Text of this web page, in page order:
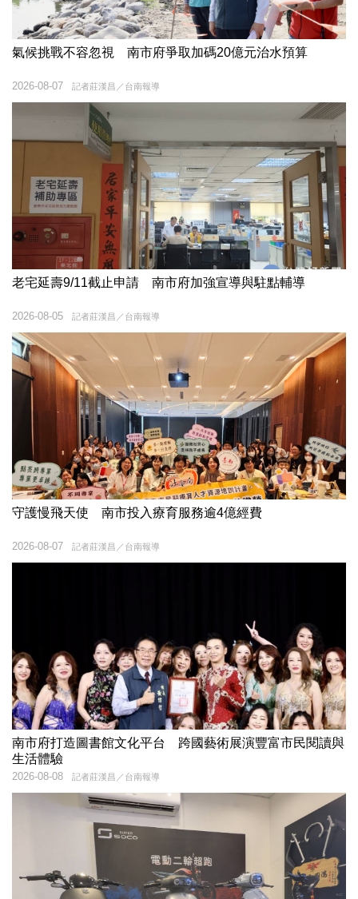
氣候挑戰不容忽視 南市府爭取加碼20億元治水預算
記者莊漢昌／台南報導
2026-08-07
老宅延壽9/11截止申請 南市府加強宣導與駐點輔導
記者莊漢昌／台南報導
2026-08-05
守護慢飛天使 南市投入療育服務逾4億經費
記者莊漢昌／台南報導
2026-08-07
南市府打造圖書館文化平台 跨國藝術展演豐富市民閱讀與
生活體驗
記者莊漢昌／台南報導
2026-08-08